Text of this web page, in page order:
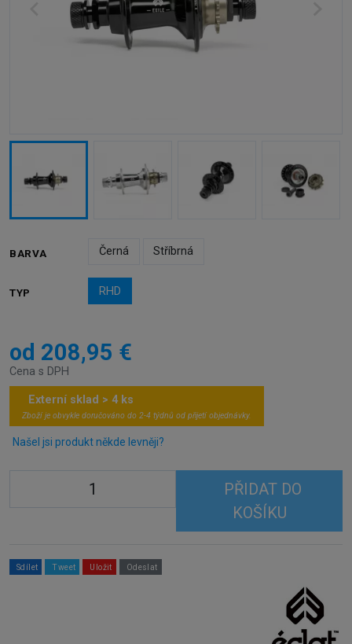
BARVA Černá Stříbrná
TYP RHD
od 208,95 €
Cena s DPH
Externí sklad > 4 ks
Zboží je obvykle doručováno do 2-4 týdnů od přijetí objednávky.
Našel jsi produkt někde levněji?
PŘIDAT DO
KOŠÍKU
Sdílet Tweet Uložit Odeslat